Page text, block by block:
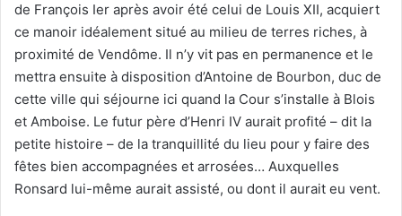
de François Ier après avoir été celui de Louis XII, acquiert
ce manoir idéalement situé au milieu de terres riches, à
proximité de Vendôme. Il n’y vit pas en permanence et le
mettra ensuite à disposition d’Antoine de Bourbon, duc de
cette ville qui séjourne ici quand la Cour s’installe à Blois
et Amboise. Le futur père d’Henri IV aurait profité – dit la
petite histoire – de la tranquillité du lieu pour y faire des
fêtes bien accompagnées et arrosées… Auxquelles
Ronsard lui-même aurait assisté, ou dont il aurait eu vent.